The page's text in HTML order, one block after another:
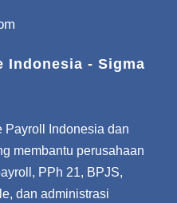
Indonesia - Sigma
Payroll Indonesia dan
membantu perusahaan
PPh 21, BPJS,
dan administrasi